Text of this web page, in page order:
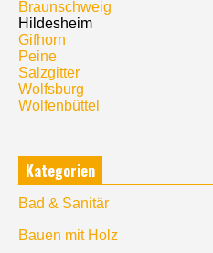
Braunschweig
Hildesheim
Gifhorn
Peine
Salzgitter
Wolfsburg
Wolfenbüttel
Kategorien
Bad & Sanitär
Bauen mit Holz